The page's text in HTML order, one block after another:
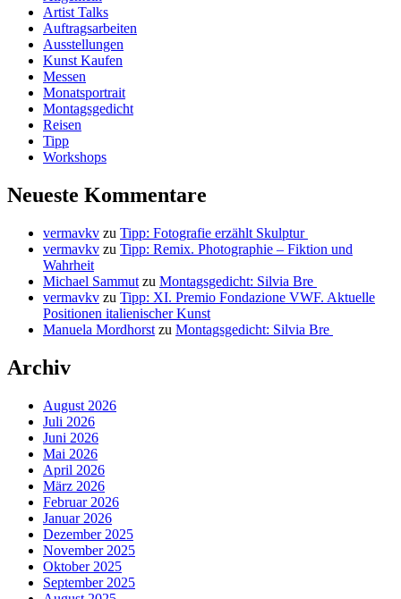
Artist Talks
Auftragsarbeiten
Ausstellungen
Kunst Kaufen
Messen
Monatsportrait
Montagsgedicht
Reisen
Tipp
Workshops
Neueste Kommentare
vermavkv zu Tipp: Fotografie erzählt Skulptur
vermavkv zu Tipp: Remix. Photographie – Fiktion und
Wahrheit
Michael Sammut zu Montagsgedicht: Silvia Bre
vermavkv zu Tipp: XI. Premio Fondazione VWF. Aktuelle
Positionen italienischer Kunst
Manuela Mordhorst zu Montagsgedicht: Silvia Bre
Archiv
August 2026
Juli 2026
Juni 2026
Mai 2026
April 2026
März 2026
Februar 2026
Januar 2026
Dezember 2025
November 2025
Oktober 2025
September 2025